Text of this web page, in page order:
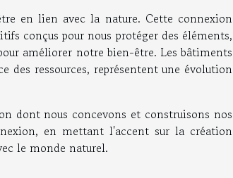
en lien avec la nature. Cette connexion
conçus pour nous protéger des éléments,
améliorer notre bien-être. Les bâtiments
des ressources, représentent une évolution
dont nous concevons et construisons nos
en mettant l'accent sur la création
le monde naturel.